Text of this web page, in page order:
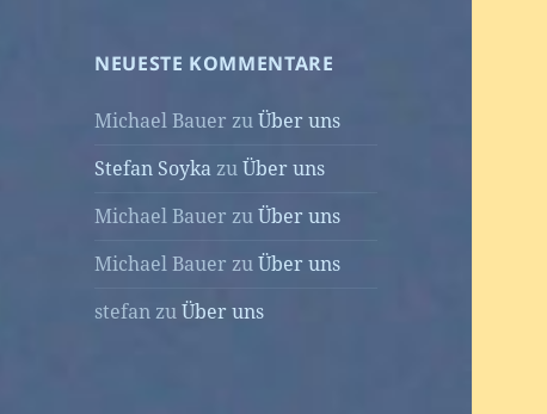
NEUESTE KOMMENTARE
Michael Bauer zuÜber uns
Stefan SoykazuÜber uns
Michael Bauer zuÜber uns
Michael Bauer zuÜber uns
stefanzuÜber uns